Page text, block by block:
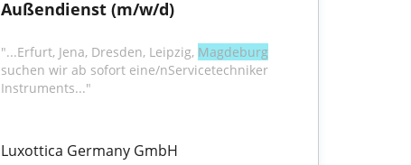
Außendienst (m/w/d)
"...Erfurt, Jena, Dresden, Leipzig, Magdeburg
suchen wir ab sofort eine/nServicetechniker
Instruments..."
Luxottica Germany GmbH